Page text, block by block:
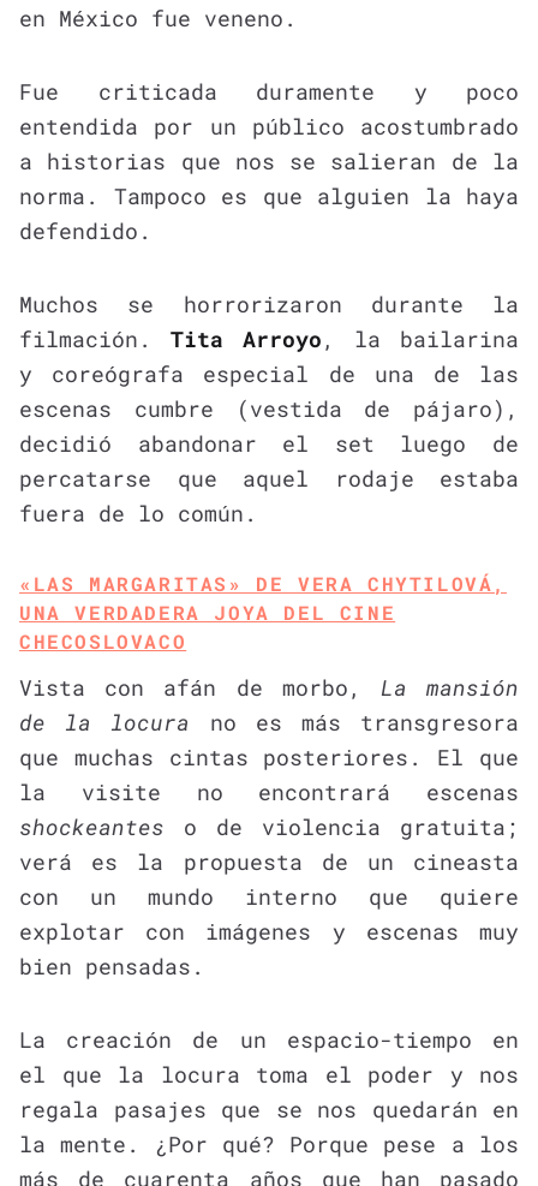
en México fue veneno.
Fue criticada duramente y poco
entendida por un público acostumbrado
a historias que nos se salieran de la
norma. Tampoco es que alguien la haya
defendido.
Muchos se horrorizaron durante la
filmación. Tita Arroyo , la bailarina
y coreógrafa especial de una de las
escenas cumbre (vestida de pájaro),
decidió abandonar el set luego de
percatarse que aquel rodaje estaba
fuera de lo común.
«LAS MARGARITAS» DE VERA CHYTILOVÁ,
UNA VERDADERA JOYA DEL CINE
CHECOSLOVACO
Vista con afán de morbo, La mansión
de la locura no es más transgresora
que muchas cintas posteriores. El que
la visite no encontrará escenas
shockeantes o de violencia gratuita;
verá es la propuesta de un cineasta
con un mundo interno que quiere
explotar con imágenes y escenas muy
bien pensadas.
La creación de un espacio-tiempo en
el que la locura toma el poder y nos
regala pasajes que se nos quedarán en
la mente. ¿Por qué? Porque pese a los
más de cuarenta años que han pasado